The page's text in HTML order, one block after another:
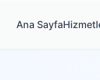
Ana Sayfa